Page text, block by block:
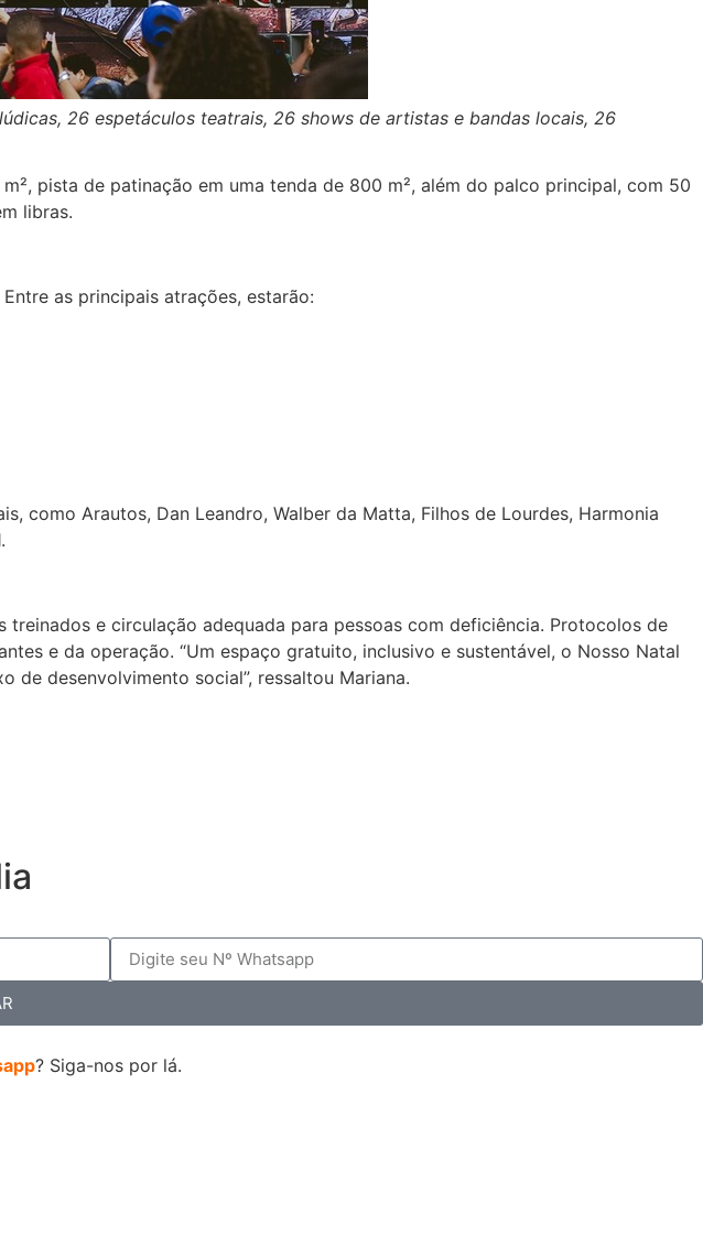
26 espetáculos teatrais, 26 shows de artistas e bandas locais, 26
pista de patinação em uma tenda de 800 m², além do palco principal, com 50
libras.
as principais atrações, estarão:
como Arautos, Dan Leandro, Walber da Matta, Filhos de Lourdes, Harmonia
e circulação adequada para pessoas com deficiência. Protocolos de
e da operação. “Um espaço gratuito, inclusivo e sustentável, o Nosso Natal
desenvolvimento social”, ressaltou Mariana.
? Siga-nos por lá.